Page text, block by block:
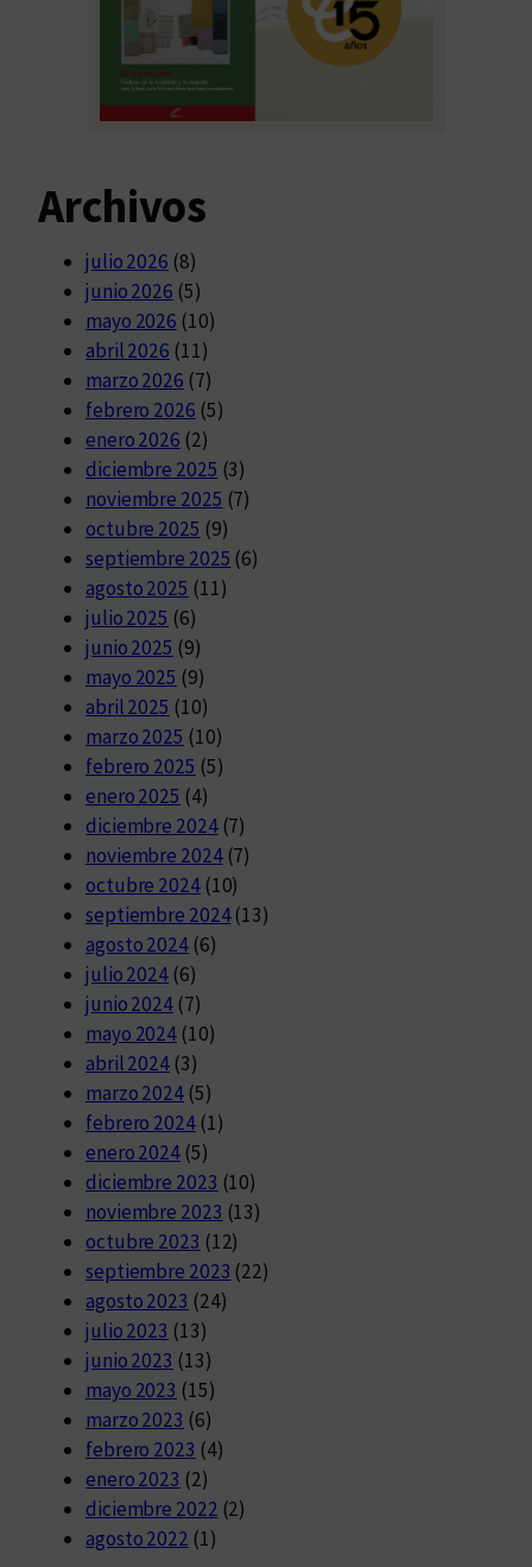
Archivos
julio 2026 (8)
junio 2026 (5)
mayo 2026 (10)
abril 2026 (11)
marzo 2026 (7)
febrero 2026 (5)
enero 2026 (2)
diciembre 2025 (3)
noviembre 2025 (7)
octubre 2025 (9)
septiembre 2025 (6)
agosto 2025 (11)
julio 2025 (6)
junio 2025 (9)
mayo 2025 (9)
abril 2025 (10)
marzo 2025 (10)
febrero 2025 (5)
enero 2025 (4)
diciembre 2024(7)
noviembre 2024(7)
octubre 2024(10)
septiembre 2024(13)
agosto 2024(6)
julio 2024 (6)
junio 2024 (7)
mayo 2024 (10)
abril 2024 (3)
marzo 2024 (5)
febrero 2024(1)
enero 2024 (5)
diciembre 2023 (10)
noviembre 2023 (13)
octubre 2023 (12)
septiembre 2023 (22)
agosto 2023 (24)
julio 2023 (13)
junio 2023 (13)
mayo 2023 (15)
marzo 2023 (6)
febrero 2023 (4)
enero 2023 (2)
diciembre 2022 (2)
agosto 2022 (1)